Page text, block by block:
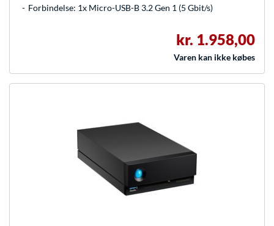
Forbindelse: 1x Micro-USB-B 3.2 Gen 1 (5 Gbit/s)
kr. 1.958,00
Varen kan ikke købes